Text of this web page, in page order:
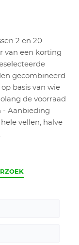
2 en 20
van een korting
gecombineerd
basis van wie
de voorraad
- Aanbieding
vellen, halve